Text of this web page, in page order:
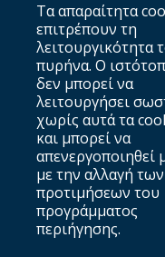
Ποιοί είμαστε
Πολιτική
Προστασία
Privacy
Πρότυπα,
βέλτιστες
Τα απαραίτητα
επιτρέπουν τη
λειτουργικότητα
πυρήνα. Ο
δεν μπορεί να
λειτουργήσει
χωρίς αυτά τα
και μπορεί να
απενεργοποιηθεί
με την αλλαγή των
προτιμήσεων του
προγράμματος
περιήγησης.